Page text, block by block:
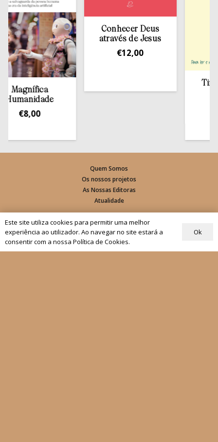
8,00
Conhecer Deus
através de Jesus
12,00
Tirar a
Quem Somos
Os nossos projetos
As Nossas Editoras
Atualidade
Revistas
Rezar com o Papa
Materiais de Grupos
Este site utiliza cookies para permitir uma melhor
experiência ao utilizador. Ao navegar no site estará a
consentir com a nossa Política de Cookies.
Ok